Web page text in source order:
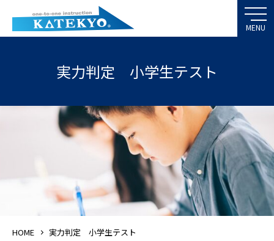
実力判定 小学生テスト
HOME 実力判定 小学生テスト